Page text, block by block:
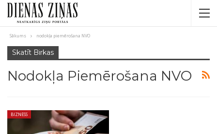
Sākums nodokļa piemērošana NVO
Skatīt Birkas
Nodokļa Piemērošana NVO
BIZNESS